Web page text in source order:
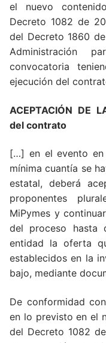
el nuevo
Decreto 1082 de
del Decreto 1860
Administración
convocatoria
ejecución del
ACEPTACIÓN DE
del contrato
[…] en el evento
mínima cuantía se
estatal, deberá
proponentes
MiPymes y
del proceso
entidad la oferta
establecidos en la
bajo, mediante
De conformidad
en lo previsto en el
del Decreto 1082